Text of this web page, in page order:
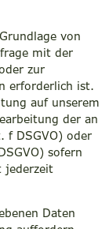
von
mit der
zur
erforderlich ist.
auf unserem
der an
f DSGVO) oder
sofern
jederzeit
Daten